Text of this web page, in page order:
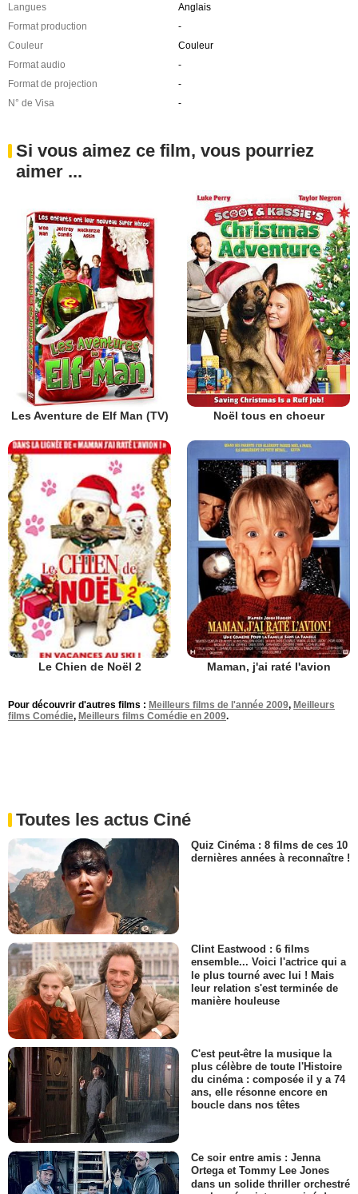
Langues
Anglais
Format production
-
Couleur
Couleur
Format audio
-
Format de projection
-
N° de Visa
-
Si vous aimez ce film, vous pourriez
aimer ...
Les Aventure de Elf Man (TV) Noël tous en choeur
Le Chien de Noël 2 Maman, j'ai raté l'avion
Pour découvrir d'autres films : Meilleurs films de l'année 2009, Meilleurs
films Comédie, Meilleurs films Comédie en 2009.
Toutes les actus Ciné
Quiz Cinéma : 8 films de ces 10
dernières années à reconnaître !
Clint Eastwood : 6 films
ensemble... Voici l'actrice qui a
le plus tourné avec lui ! Mais
leur relation s'est terminée de
manière houleuse
C'est peut-être la musique la
plus célèbre de toute l'Histoire
du cinéma : composée il y a 74
ans, elle résonne encore en
boucle dans nos têtes
Ce soir entre amis : Jenna
Ortega et Tommy Lee Jones
dans un solide thriller orchestré